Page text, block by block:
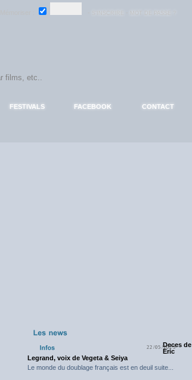
FESTIVALS FACEBOOK CONTACT
22/05/2025Deces de
Eric
Legrand, voix de Vegeta & Seiya
Le monde du doublage français est en deuil suite...